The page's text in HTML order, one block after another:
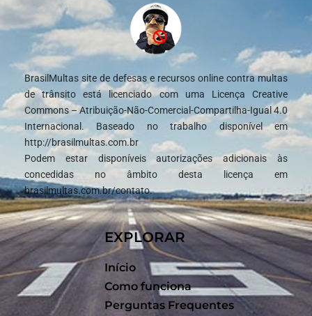
BrasilMultas site de defesas e recursos online contra multas
de trânsito está licenciado com uma Licença Creative
Commons – Atribuição-Não-Comercial-Compartilha-Igual 4.0
Internacional. Baseado no trabalho disponível em
http://brasilmultas.com.br
Podem estar disponíveis autorizações adicionais às
concedidas no âmbito desta licença em
brasilmultas.com.br/contato.
EXPLORAR
Início
Como funciona
Perguntas Frequentes